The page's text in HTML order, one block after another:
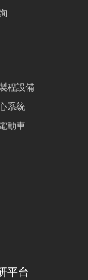
程設備
系統
動車
平台